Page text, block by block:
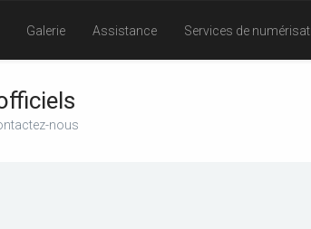
Galerie Assistance Services de
nous